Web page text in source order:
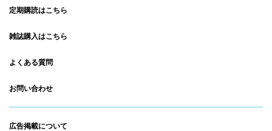
定期購読はこちら
雑誌購入はこちら
よくある質問
お問い合わせ
広告掲載について